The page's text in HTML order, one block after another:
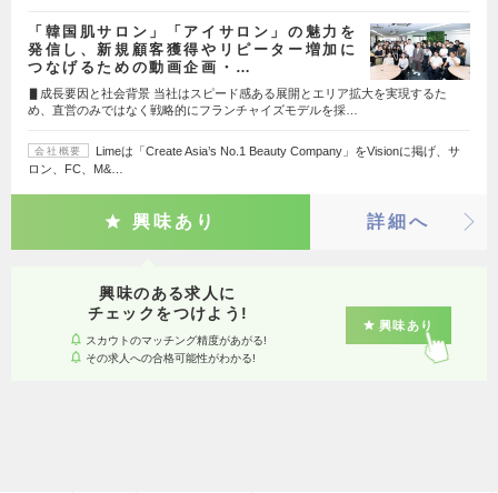
「韓国肌サロン」「アイサロン」の魅力を
発信し、新規顧客獲得やリピーター増加に
つなげるための動画企画・…
▋成長要因と社会背景 当社はスピード感ある展開とエリア拡大を実現するた
め、直営のみではなく戦略的にフランチャイズモデルを採…
会社概要
Limeは「Create Asia’s No.1 Beauty Company」をVisionに掲げ、サ
ロン、FC、M&…
興味あり 詳細へ
興味のある求人に
チェックをつけよう!
スカウトのマッチング精度があがる!
その求人への合格可能性がわかる!
興味あり